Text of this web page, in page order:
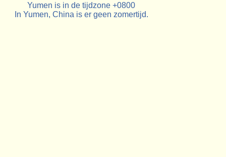
Yumen is in de tijdzone +0800
In Yumen, China is er geen zomertijd.